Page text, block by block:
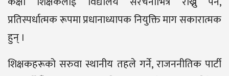
प्रतिस्पर्धात्मक रूपमा प्रधानाध्यापक नियुक्ति माग सकारात्मक
हुन् ।
शिक्षकहरूको सरुवा स्थानीय तहले गर्ने, राजननीतिक पार्टी